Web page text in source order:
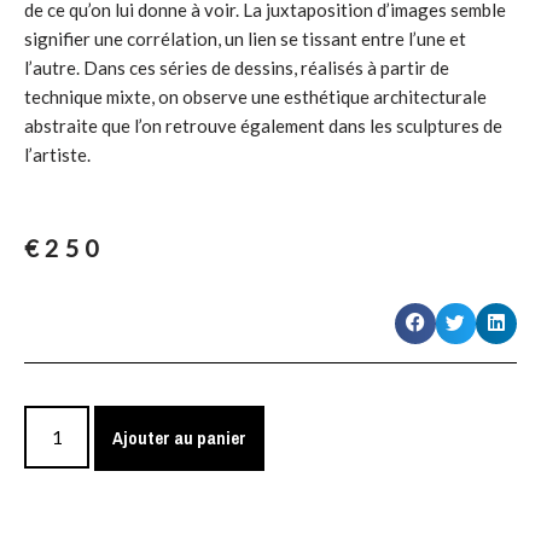
de ce qu’on lui donne à voir. La juxtaposition d’images semble
signifier une corrélation, un lien se tissant entre l’une et
l’autre. Dans ces séries de dessins, réalisés à partir de
technique mixte, on observe une esthétique architecturale
abstraite que l’on retrouve également dans les sculptures de
l’artiste.
€250
Ajouter au panier